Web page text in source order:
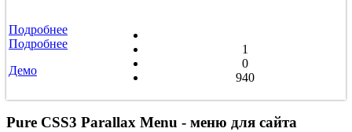
Подробнее
Подробнее
Демо
1
0
940
Pure CSS3 Parallax Menu - меню для сайта